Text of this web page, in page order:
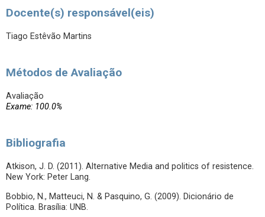
Docente(s) responsável(eis)
Tiago Estêvão Martins
Métodos de Avaliação
Avaliação
Exame: 100.0%
Bibliografia
Atkison, J. D. (2011). Alternative Media and politics of resistence.
New York: Peter Lang.
Bobbio, N., Matteuci, N. & Pasquino, G. (2009). Dicionário de
Política. Brasília: UNB.